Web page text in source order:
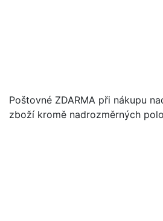
Poštovné ZDARMA při nákupu
zboží kromě nadrozměrných